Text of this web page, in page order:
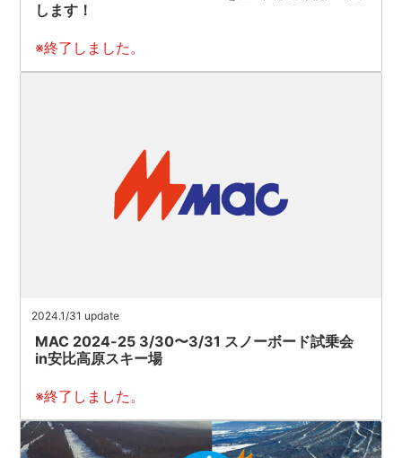
します！
※終了しました。
2024.1/31 update
MAC 2024-25 3/30〜3/31 スノーボード試乗会
in安比高原スキー場
※終了しました。